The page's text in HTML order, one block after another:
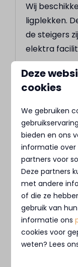
Wij
ligplekken.
de steigers
elektra
Meer
Op het park
MarinaPark
Deze
cookies
We gebruiken
bieden en ons
informatie over
partners voor
Deze partners
met andere
of die ze
gebruik van
informatie ons
cookies voor
weten? Lees